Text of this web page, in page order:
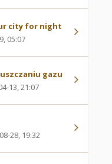
city for night
05:07
gazu
13, 21:07
28, 19:32